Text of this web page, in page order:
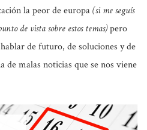
la peor de europa(si me seguís
de vista sobre estos temas)pero
de futuro, de soluciones y de
de malas noticias que se nos viene